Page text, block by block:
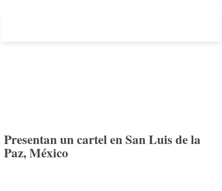
Presentan un cartel en San Luis de la
Paz, México